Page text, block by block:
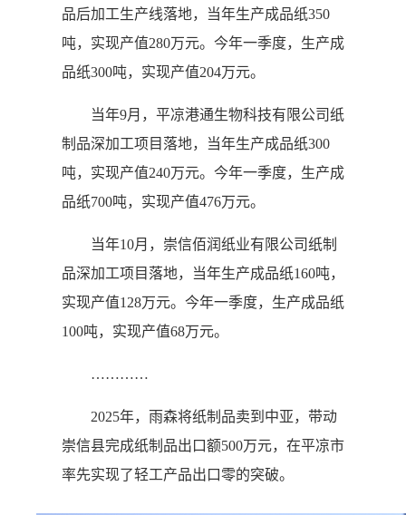
品后加工生产线落地，当年生产成品纸350
吨，实现产值280万元。今年一季度，生产成
品纸300吨，实现产值204万元。
当年9月，平凉港通生物科技有限公司纸
制品深加工项目落地，当年生产成品纸300
吨，实现产值240万元。今年一季度，生产成
品纸700吨，实现产值476万元。
当年10月，崇信佰润纸业有限公司纸制
品深加工项目落地，当年生产成品纸160吨，
实现产值128万元。今年一季度，生产成品纸
100吨，实现产值68万元。
…………
2025年，雨森将纸制品卖到中亚，带动
崇信县完成纸制品出口额500万元，在平凉市
率先实现了轻工产品出口零的突破。